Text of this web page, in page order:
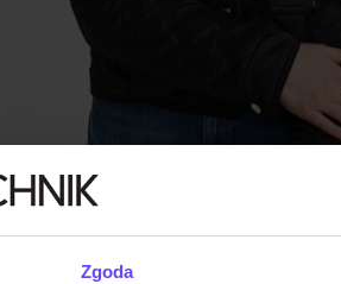
Zgoda